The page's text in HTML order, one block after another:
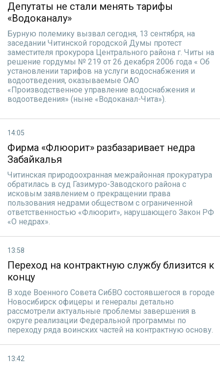
Депутаты не стали менять тарифы
«Водоканалу»
Бурную полемику вызвал сегодня, 13 сентября, на
заседании Читинской городской Думы протест
заместителя прокурора Центрального района г. Читы на
решение гордумы № 219 от 26 декабря 2006 года « Об
установлении тарифов на услуги водоснабжения и
водоотведения, оказываемые ОАО
«Производственное управление водоснабжения и
водоотведения» (ныне «Водоканал-Чита»).
14:05
Фирма «Флюорит» разбазаривает недра
Забайкалья
Читинская природоохранная межрайонная прокуратура
обратилась в суд Газимуро-Заводского района с
исковым заявлением о прекращении права
пользования недрами обществом с ограниченной
ответственностью «Флюорит», нарушающего Закон РФ
«О недрах».
13:58
Переход на контрактную службу близится к
концу
В ходе Военного Совета СибВО состоявшегося в городе
Новосибирск офицеры и генералы детально
рассмотрели актуальные проблемы завершения в
округе реализации Федеральной программы по
переходу ряда воинских частей на контрактную основу.
13:42